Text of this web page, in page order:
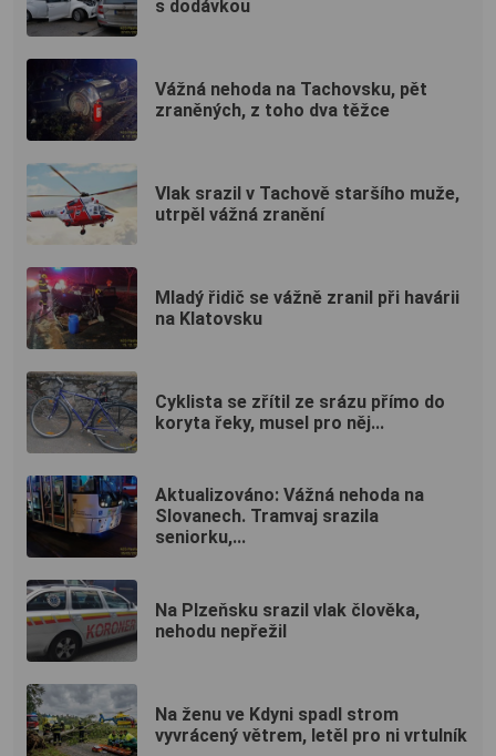
s dodávkou
Vážná nehoda na Tachovsku, pět
zraněných, z toho dva těžce
Vlak srazil v Tachově staršího muže,
utrpěl vážná zranění
Mladý řidič se vážně zranil při havárii
na Klatovsku
Cyklista se zřítil ze srázu přímo do
koryta řeky, musel pro něj...
Aktualizováno: Vážná nehoda na
Slovanech. Tramvaj srazila
seniorku,...
Na Plzeňsku srazil vlak člověka,
nehodu nepřežil
Na ženu ve Kdyni spadl strom
vyvrácený větrem, letěl pro ni vrtulník